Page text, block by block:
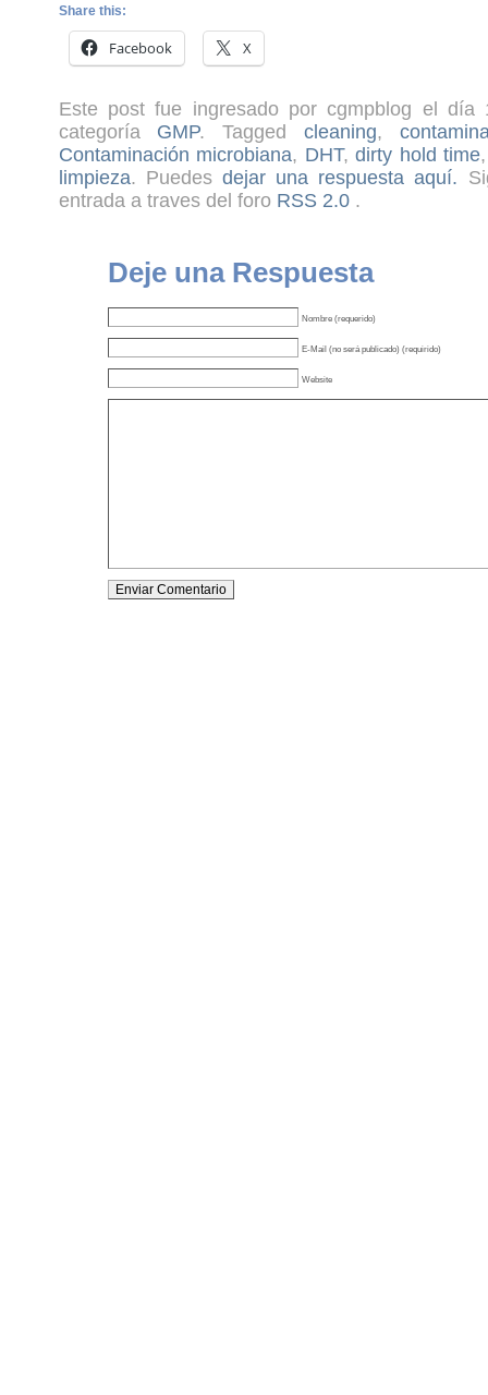
Share this:
Facebook X
Este post fue ingresado por cgmpblog el
categoría GMP. Tagged cleaning,
Contaminación microbiana, DHT,dirty hold time
limpieza. Puedes dejar una respuesta aquí.
entrada a traves del foro RSS 2.0.
Deje una Respuesta
Nombre (requerido)
E-Mail (no será publicado) (requirido)
Website